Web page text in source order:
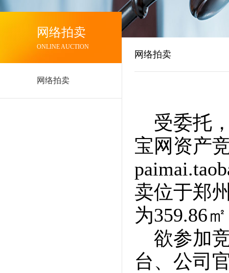
网络拍卖
ONLINE AUCTION
网络拍卖
网络拍卖
受委托
宝网资产
卖位于郑
为359.86
欲参加
台、公司